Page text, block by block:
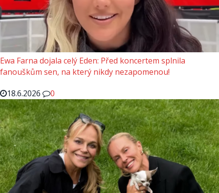
Ewa Farna dojala celý Eden: Před koncertem splnila
fanouškům sen, na který nikdy nezapomenou!
18.6.2026
0